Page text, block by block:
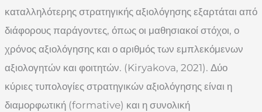
καταλληλότερης στρατηγικής αξιολόγησης εξαρτάται από
διάφορους παράγοντες, όπως οι μαθησιακοί στόχοι, ο
χρόνος αξιολόγησης και ο αριθμός των εμπλεκόμενων
αξιολογητών και φοιτητών. (Kiryakova, 2021). Δύο
κύριες τυπολογίες στρατηγικών αξιολόγησης είναι η
διαμορφωτική (formative) και η συνολική